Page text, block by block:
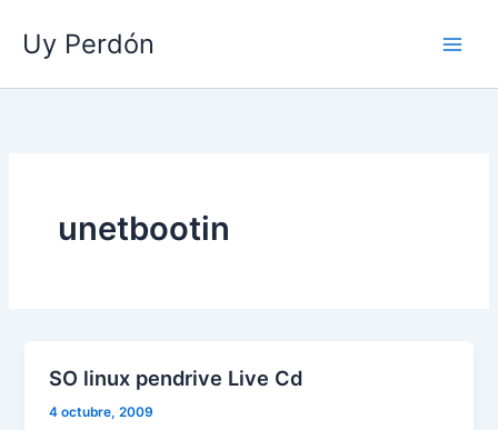
contenido
Uy Perdón
unetbootin
SO linux pendrive Live Cd
4 octubre, 2009